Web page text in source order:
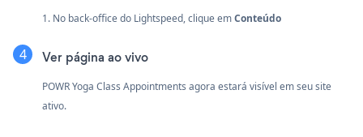
1. No back-office do Lightspeed, clique emConteúdo
Ver página ao vivo
POWR Yoga Class Appointments agora estará visível em seu site
ativo.